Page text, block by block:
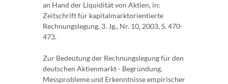
an Hand der Liquidität von Aktien, in:
Zeitschrift für kapitalmarktorientierte
Rechnungslegung, 3. Jg., Nr. 10, 2003, S. 470-
473.
Zur Bedeutung der Rechnungslegung für den
deutschen Aktienmarkt - Begründung,
Messprobleme und Erkenntnisse empirischer